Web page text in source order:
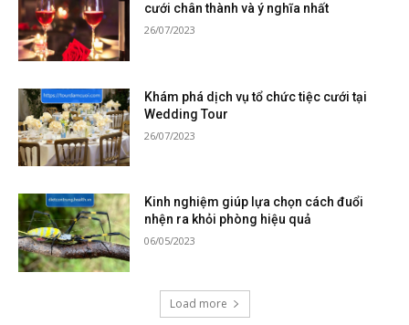
cưới chân thành và ý nghĩa nhất
26/07/2023
Khám phá dịch vụ tổ chức tiệc cưới tại
Wedding Tour
26/07/2023
Kinh nghiệm giúp lựa chọn cách đuổi
nhện ra khỏi phòng hiệu quả
06/05/2023
Load more